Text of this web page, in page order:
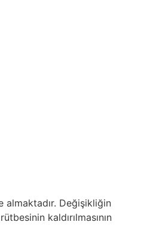
almaktadır. Değişikliğin
kaldırılmasının